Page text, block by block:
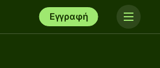
Εγγραφή